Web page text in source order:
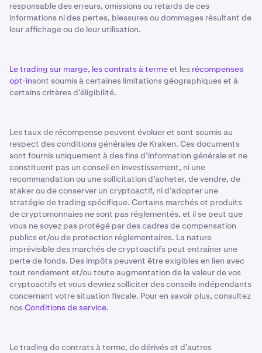
responsable des erreurs, omissions ou retards de ces
informations ni des pertes, blessures ou dommages résultant de
leur affichage ou de leur utilisation.
Le trading sur marge, les contrats à termeet les récompenses
opt-insont soumis à certaines limitations géographiques et à
certains critères d’éligibilité.
Les taux de récompense peuvent évoluer et sont soumis au
respect des conditions générales de Kraken. Ces documents
sont fournis uniquement à des fins d’information générale et ne
constituent pas un conseil en investissement, ni une
recommandation ou une sollicitation d’acheter, de vendre, de
staker ou de conserver un cryptoactif, ni d’adopter une
stratégie de trading spécifique. Certains marchés et produits
de cryptomonnaies ne sont pas réglementés, et il se peut que
vous ne soyez pas protégé par des cadres de compensation
publics et/ou de protection réglementaires. La nature
imprévisible des marchés de cryptoactifs peut entraîner une
perte de fonds. Des impôts peuvent être exigibles en lien avec
tout rendement et/ou toute augmentation de la valeur de vos
cryptoactifs et vous devriez solliciter des conseils indépendants
concernant votre situation fiscale. Pour en savoir plus, consultez
nosConditions de service.
Le trading de contrats à terme, de dérivés et d’autres